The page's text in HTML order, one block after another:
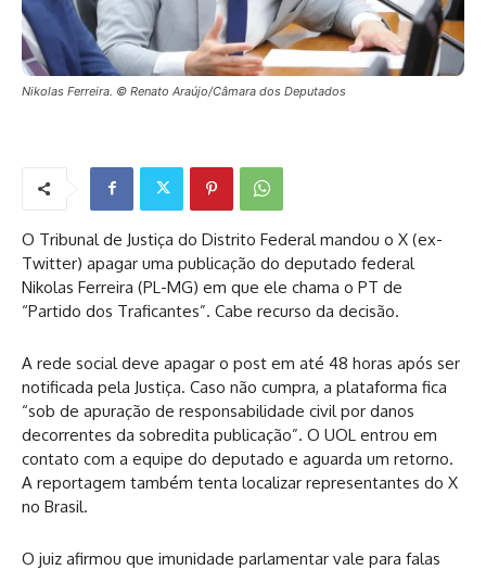
Nikolas Ferreira. © Renato Araújo/Câmara dos Deputados
O Tribunal de Justiça do Distrito Federal mandou o X (ex-
Twitter) apagar uma publicação do deputado federal
Nikolas Ferreira (PL-MG) em que ele chama o PT de
“Partido dos Traficantes”. Cabe recurso da decisão.
A rede social deve apagar o post em até 48 horas após ser
notificada pela Justiça. Caso não cumpra, a plataforma fica
“sob de apuração de responsabilidade civil por danos
decorrentes da sobredita publicação”. O UOL entrou em
contato com a equipe do deputado e aguarda um retorno.
A reportagem também tenta localizar representantes do X
no Brasil.
O juiz afirmou que imunidade parlamentar vale para falas